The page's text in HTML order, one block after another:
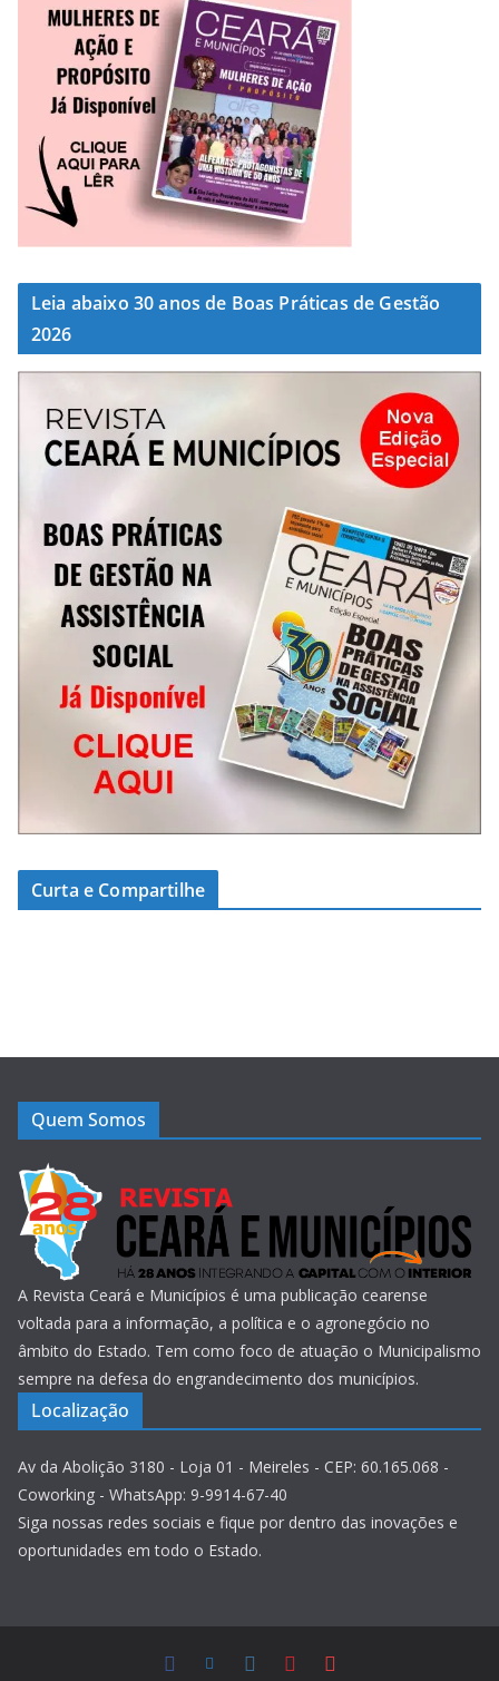
Leia abaixo 30 anos de Boas Práticas de Gestão
2026
Curta e Compartilhe
Quem Somos
A Revista Ceará e Municípios é uma publicação cearense
voltada para a informação, a política e o agronegócio no
âmbito do Estado. Tem como foco de atuação o Municipalismo
sempre na defesa do engrandecimento dos municípios.
Localização
Av da Abolição 3180 - Loja 01 - Meireles - CEP: 60.165.068 -
Coworking - WhatsApp: 9-9914-67-40
Siga nossas redes sociais e fique por dentro das inovações e
oportunidades em todo o Estado.